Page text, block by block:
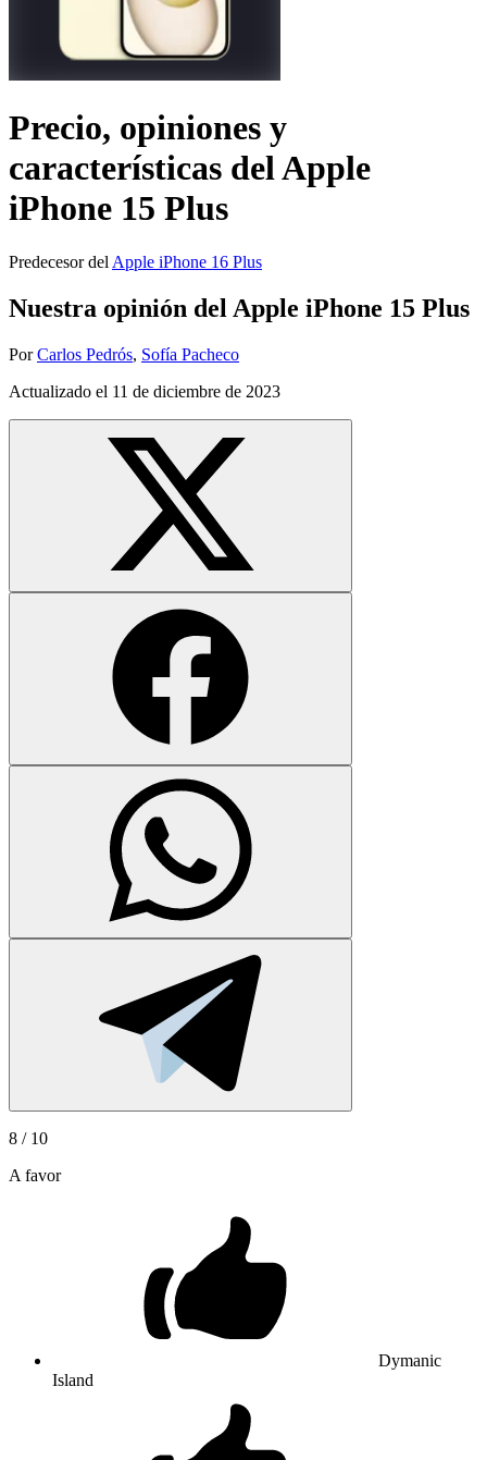
Precio, opiniones y
características delApple
iPhone 15 Plus
Predecesor del Apple iPhone 16 Plus
Nuestra opinión del Apple iPhone 15 Plus
Por Carlos Pedrós, Sofía Pacheco
Actualizado el 11 de diciembre de 2023
8 / 10
A favor
Dymanic
Island